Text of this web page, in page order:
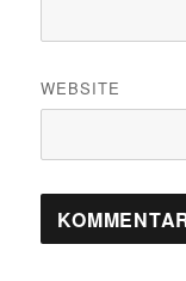
WEBSITE